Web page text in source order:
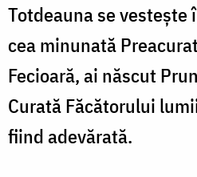
Totdeauna se
cea minunată
Fecioară, ai născut
Curată Făcătorului
fiind adevărată.